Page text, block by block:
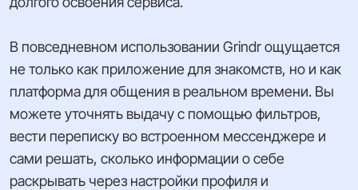
В повседневном использовании Grindr ощущается
не только как приложение для знакомств, но и как
платформа для общения в реальном времени. Вы
можете уточнять выдачу с помощью фильтров,
вести переписку во встроенном мессенджере и
сами решать, сколько информации о себе
раскрывать через настройки профиля и